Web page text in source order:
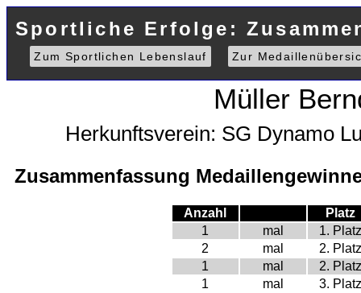
Sportliche Erfolge:
Zum Sportlichen Lebenslauf Zur
Müller
Herkunftsverein: SG Dynamo
Zusammenfassung
Anzahl
Platz
1
mal
1.
2
mal
2.
1
mal
2.
1
mal
3.